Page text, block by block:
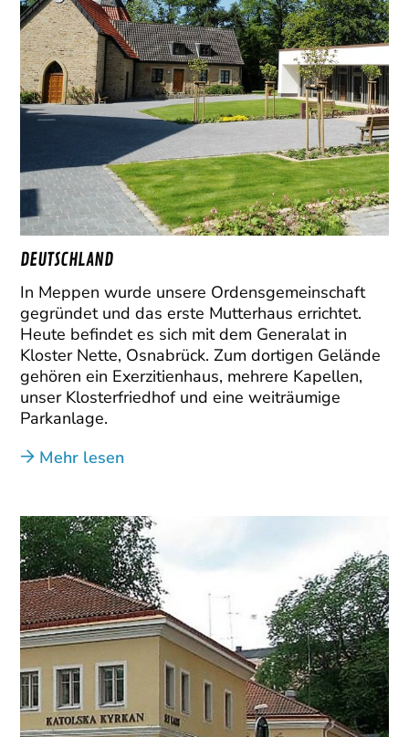
DEUTSCHLAND
In Meppen wurde unsere Ordensgemeinschaft
gegründet und das erste Mutterhaus errichtet.
Heute befindet es sich mit dem Generalat in
Kloster Nette, Osnabrück. Zum dortigen Gelände
gehören ein Exerzitienhaus, mehrere Kapellen,
unser Klosterfriedhof und eine weiträumige
Parkanlage.
Mehr lesen